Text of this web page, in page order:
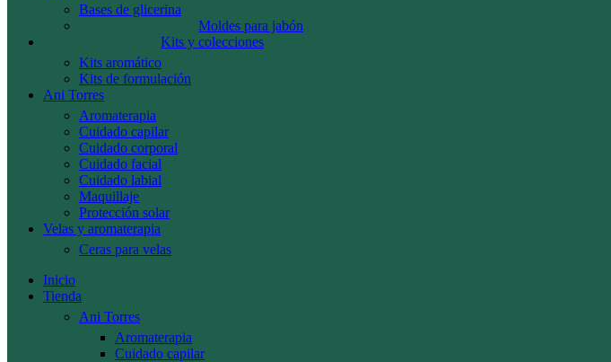
Bases de glicerina
Moldes para jabón
Kits y colecciones
Kits aromático
Kits de formulación
Ani Torres
Aromaterapia
Cuidado capilar
Cuidado corporal
Cuidado facial
Cuidado labial
Maquillaje
Protección solar
Velas y aromaterapia
Ceras para velas
Inicio
Tienda
Ani Torres
Aromaterapia
Cuidado capilar